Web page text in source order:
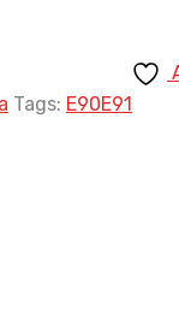
Tags: E90E91